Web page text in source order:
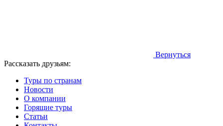
Вернуться
Рассказать друзьям:
Туры по странам
Новости
О компании
Горящие туры
Статьи